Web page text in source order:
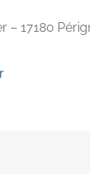
– 17180